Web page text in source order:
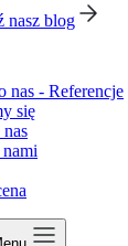
nasz blog
nas - Referencje
się